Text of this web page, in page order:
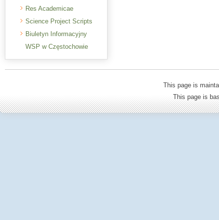
Res Academicae
Science Project Scripts
Biuletyn Informacyjny
WSP w Częstochowie
This page is
This page is